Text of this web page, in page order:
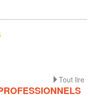
Tout lire